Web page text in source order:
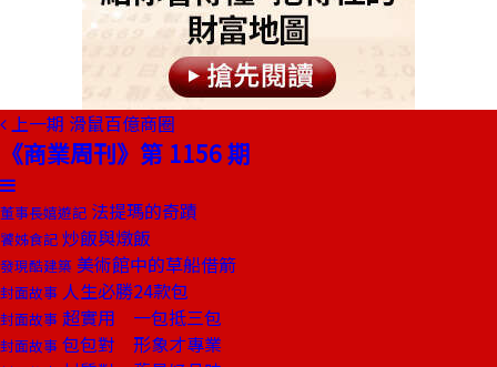
上一期 滑鼠百億商圈
《商業周刊》第 1156 期
董事長嬉遊記 法提瑪的奇蹟
饕姊食記 炒飯與燉飯
發現酷建築 美術館中的草船借箭
封面故事 人生必勝24款包
封面故事 超實用 一包抵三包
封面故事 包包對 形象才專業